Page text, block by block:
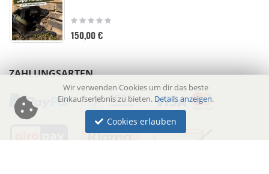
Wir verwenden Cookies um dir das beste
Einkaufserlebnis zu bieten. Details anzeigen.
Cookies erlauben
Rating:
0%
150,00 €
ZAHLUNGSARTEN